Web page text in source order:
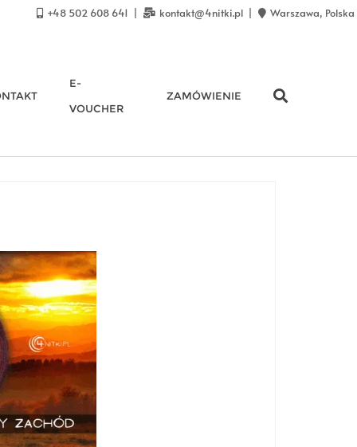
+48 502 608 641 kontakt@4nitki.pl Warszawa, Polska
E-
VOUCHER
ZAMÓWIENIE